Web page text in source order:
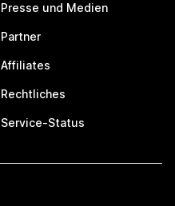
Presse und Medien
Partner
Affiliates
Rechtliches
Service-Status